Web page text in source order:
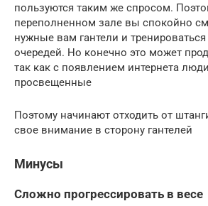
пользуются таким же спросом.
переполненном зале вы спокойно
нужные вам гантели и тренироваться
очередей. Но конечно это может
так как с появлением интернета
просвещенные
Поэтому начинают отходить от
свое внимание в сторону гантелей
Минусы
Сложно прогрессировать в весе